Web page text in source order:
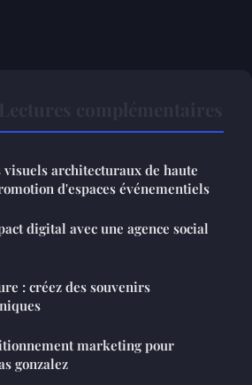
architecturaux de haute
d'espaces événementiels
digital avec une agence social
: créez des souvenirs
marketing pour
gonzalez